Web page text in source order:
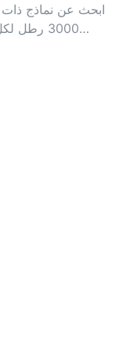
ابحث عن نماذج
3000